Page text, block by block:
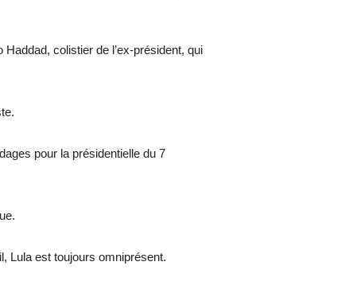
Haddad, colistier de l’ex-président, qui
pour la présidentielle du 7
Lula est toujours omniprésent.